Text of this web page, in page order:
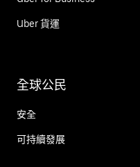
Uber 貨運
全球公民
安全
可持續發展